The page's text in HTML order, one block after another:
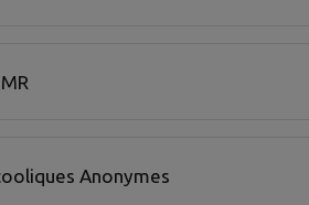
Anonymes